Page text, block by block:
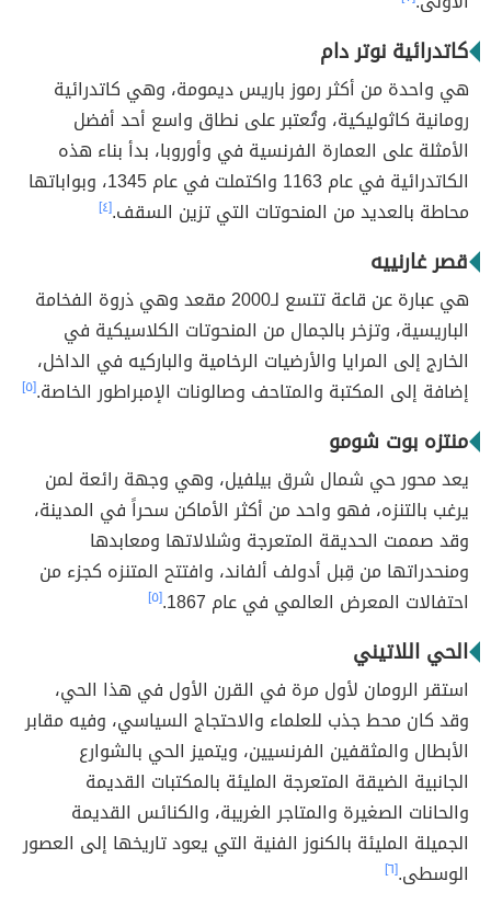
كاتدرائية نوتر دام
هي واحدة من أكثر رموز باريس ديمومة، وهي كاتدرائية
رومانية كاثوليكية، وتُعتبر على نطاق واسع أحد أفضل
الأمثلة على العمارة الفرنسية في وأوروبا، بدأ بناء هذه
الكاتدرائية في عام 1163 واكتملت في عام 1345، وبواباتها
محاطة بالعديد من المنحوتات التي تزين السقف.[٤]
قصر غارنييه
هي عبارة عن قاعة تتسع لـ2000 مقعد وهي ذروة الفخامة
الباريسية، وتزخر بالجمال من المنحوتات الكلاسيكية في
الخارج إلى المرايا والأرضيات الرخامية والباركيه في الداخل،
إضافة إلى المكتبة والمتاحف وصالونات الإمبراطور الخاصة.[٥]
منتزه بوت شومو
يعد محور حي شمال شرق بيلفيل، وهي وجهة رائعة لمن
يرغب بالتنزه، فهو واحد من أكثر الأماكن سحراً في المدينة،
وقد صممت الحديقة المتعرجة وشلالاتها ومعابدها
ومنحدراتها من قِبل أدولف ألفاند، وافتتح المتنزه كجزء من
احتفالات المعرض العالمي في عام 1867.
[٥]
الحي اللاتيني
استقر الرومان لأول مرة في القرن الأول في هذا الحي،
وقد كان محط جذب للعلماء والاحتجاج السياسي، وفيه مقابر
الأبطال والمثقفين الفرنسيين، ويتميز الحي بالشوارع
الجانبية الضيقة المتعرجة المليئة بالمكتبات القديمة
والحانات الصغيرة والمتاجر الغريبة، والكنائس القديمة
الجميلة المليئة بالكنوز الفنية التي يعود تاريخها إلى العصور
الوسطى.[٦]